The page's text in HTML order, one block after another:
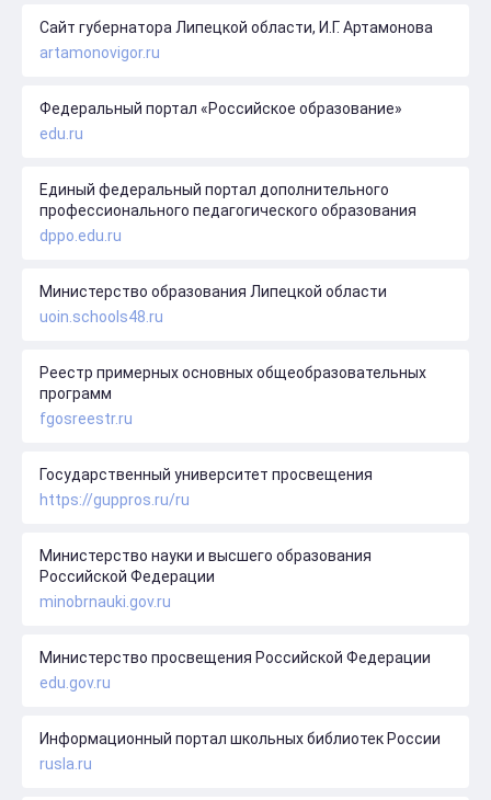
Сайт губернатора Липецкой области, И.Г. Артамонова
artamonovigor.ru
Федеральный портал «Российское образование»
edu.ru
Единый федеральный портал дополнительного
профессионального педагогического образования
dppo.edu.ru
Министерство образования Липецкой области
uoin.schools48.ru
Реестр примерных основных общеобразовательных
программ
fgosreestr.ru
Государственный университет просвещения
https://guppros.ru/ru
Министерство науки и высшего образования
Российской Федерации
minobrnauki.gov.ru
Министерство просвещения Российской Федерации
edu.gov.ru
Информационный портал школьных библиотек России
rusla.ru